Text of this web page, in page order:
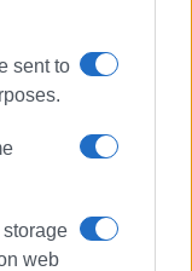
sent to
storage
web
την έστειλε στα
για την
στην ΕΛ.ΑΣ.